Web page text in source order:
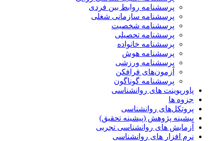
پرسشنامه روابط بین فردی
پرسشنامه سازمانی شغلی
پرسشنامه شخصیت
پرسشنامه تحصیلی
پرسشنامه خانواده
پرسشنامه هوش
پرسشنامه ورزشی
آزمون‌های فرافکن
پرسشنامه گوناگون
پاورپوینت های روانشناسی
جزوه ها
پروتکل‌های روانشناسی
پیشینه پژوهش (پیشینه تحقیق)
آزمایش های روانشناسی تجربی
نرم افزار های روانشناسی